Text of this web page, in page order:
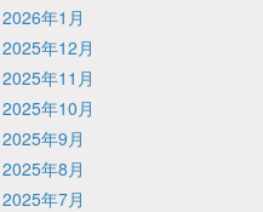
2026年1月
2025年12月
2025年11月
2025年10月
2025年9月
2025年8月
2025年7月